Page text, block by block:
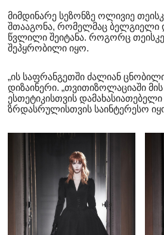
მიმდინარე სეზონზე ოლივიე
შთააგონა, რომელმაც ბელგიელი
წვლილი შეიტანა. როგორც
შეპყრობილი იყო.
„ის საფრანგეთში ძალიან
დიზაინერი. „თვითიზოლაციაში
ესთეტიკისთვის
ზრდასრულისთვის საინტერესო